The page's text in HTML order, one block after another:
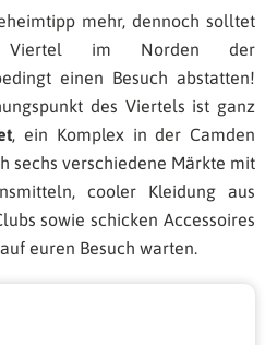
mehr, dennoch solltet
im Norden der
einen Besuch abstatten!
des Viertels ist ganz
, ein Komplex in der Camden
sechs verschiedene Märkte mit
cooler Kleidung aus
sowie schicken Accessoires
euren Besuch warten.